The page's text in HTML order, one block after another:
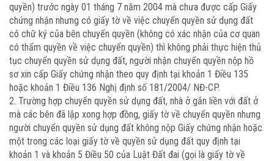
quyền) trước ngày 01 tháng 7 năm 2004 mà chưa được cấp Giấy
chứng nhận nhưng có giấy tờ về việc chuyển quyền sử dụng đất
có chữ ký của bên chuyển quyền (không có xác nhận của cơ quan
có thẩm quyền về việc chuyển quyền) thì không phải thực hiện thủ
tục chuyển quyền sử dụng đất, người nhận chuyển quyền nộp hồ
sơ xin cấp Giấy chứng nhận theo quy định tại khoản 1 Điều 135
hoặc khoản 1 Điều 136 Nghị định số 181/2004/ NĐ-CP.
2. Trường hợp chuyển quyền sử dụng đất, nhà ở gắn liền với đất ở
mà các bên đã lập xong hợp đồng, giấy tờ về chuyển quyền nhưng
người chuyển quyền sử dụng đất không nộp Giấy chứng nhận hoặc
một trong các loại giấy tờ về quyền sử dụng đất quy định tại
khoản 1 và khoản 5 Điều 50 của Luật Đất đai (gọi là giấy tờ về